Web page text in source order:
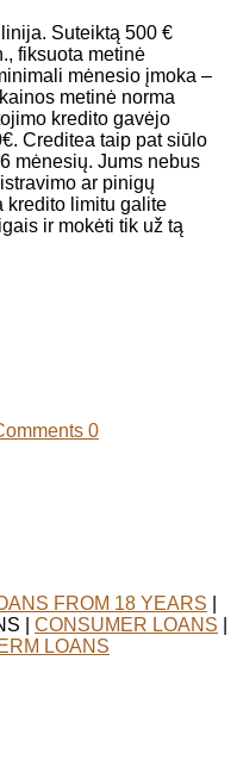
Suteiktą 500 €
fiksuota metinė
mėnesio įmoka –
metinė norma
kredito gavėjo
Creditea taip pat siūlo
mėnesių. Jums nebus
ar pinigų
kredito limitu galite
ir mokėti tik už tą
0
FROM 18 YEARS
| CONSUMER LOANS
LOANS